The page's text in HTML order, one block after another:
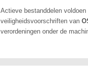
Actieve bestanddelen voldoen
veiligheidsvoorschriften van
verordeningen onder de